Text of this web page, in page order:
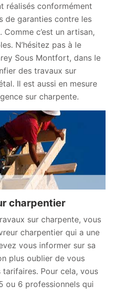
réalisés conformément
de garanties contre les
c’est un artisan,
N’hésitez pas à le
Sous Montfort, dans le
des travaux sur
Il est aussi en mesure
sur charpente.
charpentier
sur charpente, vous
charpentier qui a une
vous informer sur sa
plus oublier de vous
Pour cela, vous
ou 6 professionnels qui